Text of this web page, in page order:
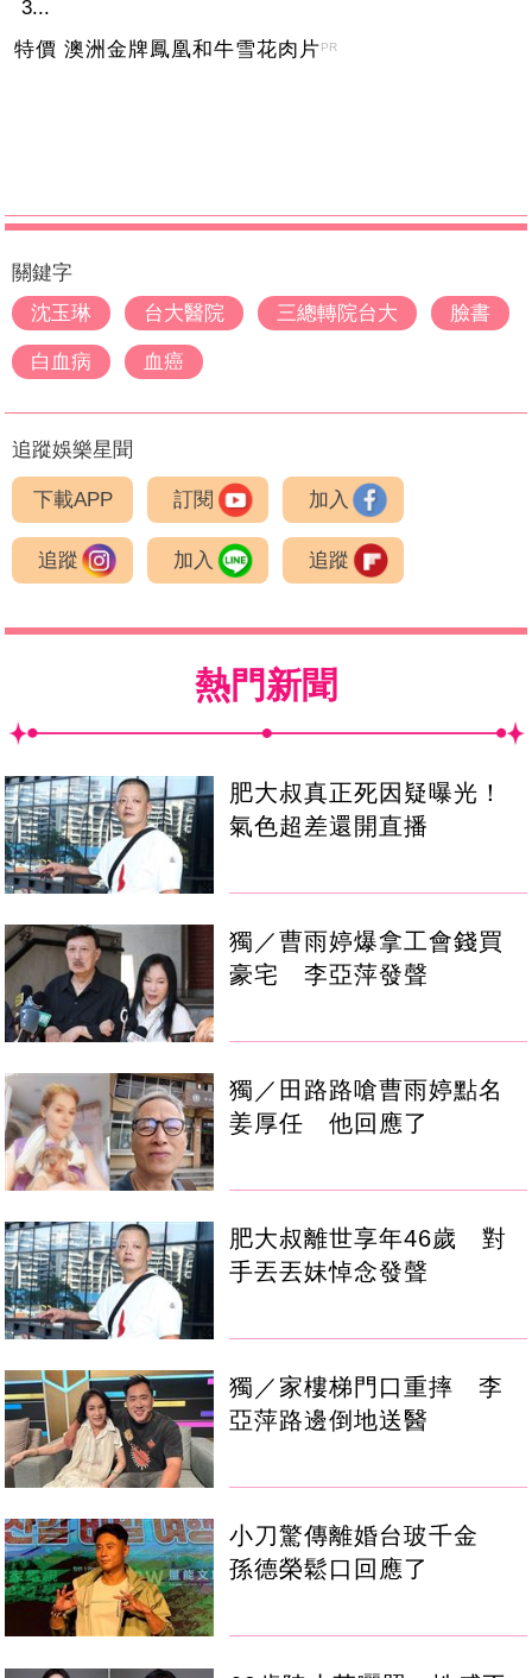
3...
特價 澳洲金牌鳳凰和牛雪花肉片PR
關鍵字
沈玉琳
台大醫院 三總轉院台大 臉書
白血病 血癌
追蹤娛樂星聞
下載APP 訂閱 加入
追蹤 加入 追蹤
熱門新聞
肥大叔真正死因疑曝光！
氣色超差還開直播
獨／曹雨婷爆拿工會錢買
豪宅 李亞萍發聲
獨／田路路嗆曹雨婷點名
姜厚任 他回應了
肥大叔離世享年46歲 對
手丟丟妹悼念發聲
獨／家樓梯門口重摔 李
亞萍路邊倒地送醫
小刀驚傳離婚台玻千金
孫德榮鬆口回應了